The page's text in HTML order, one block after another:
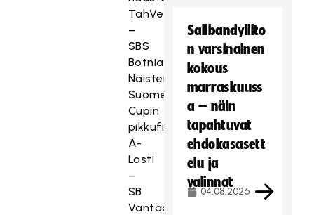
TahVe
–
SBS
Botnia
Naisten
Suomen
Cupin
pikkufinaali:
Ä-
Lasti
–
SB
Vantaa
Salibandyliito
n varsinainen
kokous
marraskuuss
a – näin
tapahtuvat
ehdokasasett
elu ja
valinnat
04.08.2026